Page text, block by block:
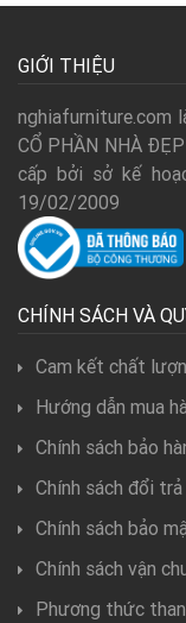
GIỚI THIỆU
nghiafurniture.com
CỔ PHẦN NHÀ
cấp bởi sở kế
19/02/2009
CHÍNH SÁCH VÀ
Cam kết chất
Hướng dẫn mua
Chính sách bảo
Chính sách đổi trả
Chính sách bảo
Chính sách vận
Phương thức